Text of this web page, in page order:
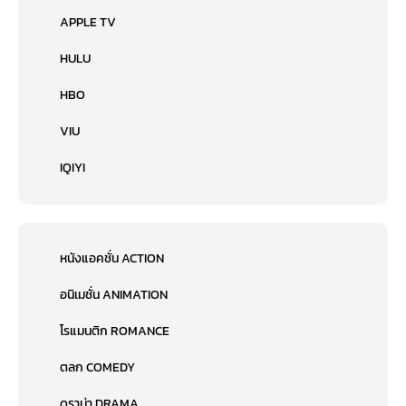
APPLE TV
HULU
HBO
VIU
IQIYI
หนังแอคชั่น ACTION
อนิเมชั่น ANIMATION
โรแมนติก ROMANCE
ตลก COMEDY